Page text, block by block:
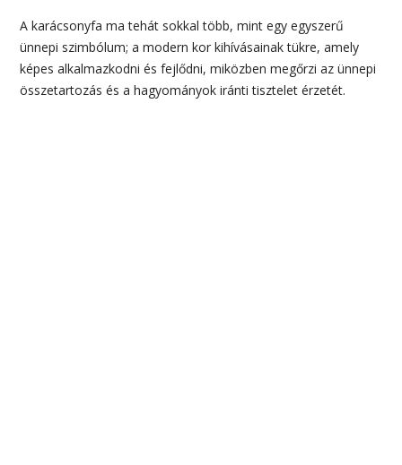
A karácsonyfa ma tehát sokkal több, mint egy egyszerű
ünnepi szimbólum; a modern kor kihívásainak tükre, amely
képes alkalmazkodni és fejlődni, miközben megőrzi az ünnepi
összetartozás és a hagyományok iránti tisztelet érzetét.